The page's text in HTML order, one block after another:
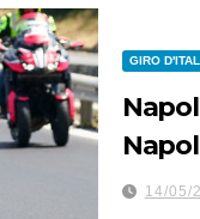
GIRO
14/05/